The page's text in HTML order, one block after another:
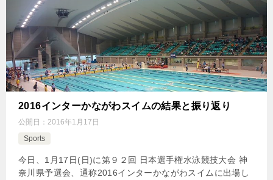
2016インターかながわスイムの結果と振り返り
公開日： 2016年1月17日
Sports
今日、1月17日(日)に第９２回 日本選手権水泳競技大会 神
奈川県予選会、通称2016インターかながわスイムに出場し